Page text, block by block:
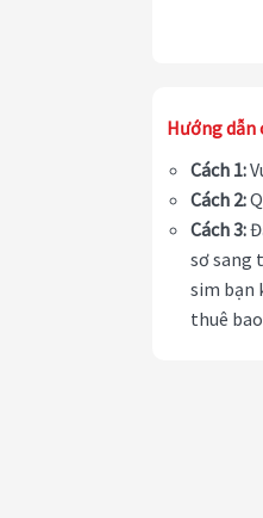
Hướng dẫn
Cách 1:
Cách 2:
Cách 3:
sơ sang
sim bạn
thuê